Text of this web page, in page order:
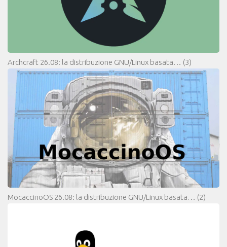
Archcraft 26.08: la distribuzione GNU/Linux basata… (3)
MocaccinoOS 26.08: la distribuzione GNU/Linux basata… (2)